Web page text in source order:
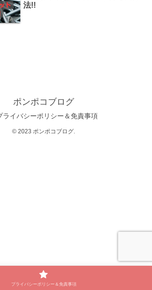
法!!
ポンポコブログ
ライバシーポリシー＆免責事項
© 2023 ポンポコブログ.
プライバシーポリシー＆免責事項